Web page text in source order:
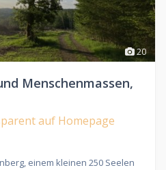
20
Menschenmassen,
auf Homepage
einem kleinen 250 Seelen